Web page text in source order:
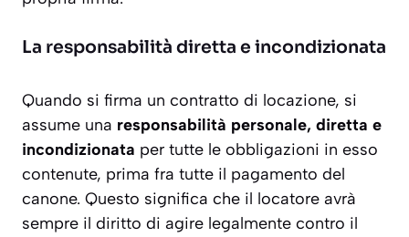
La responsabilità diretta e incondizionata
Quando si firma un contratto di locazione, si
assume una responsabilità personale, diretta e
incondizionata per tutte le obbligazioni in esso
contenute, prima fra tutte il pagamento del
canone. Questo significa che il locatore avrà
sempre il diritto di agire legalmente contro il